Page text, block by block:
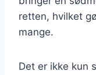
retten, hvilket
mange.
Det er ikke kun